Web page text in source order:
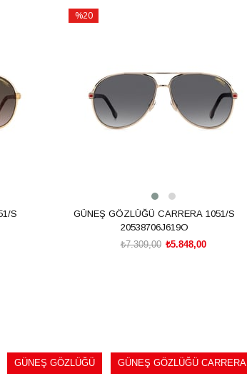
%20
GÜNEŞ GÖZLÜĞÜ CARRERA 1051/S
20538706J619O
₺5.848,00
₺7.309,00
GÜNEŞ GÖZLÜĞÜ GÜNEŞ GÖZLÜĞÜ CARRERA